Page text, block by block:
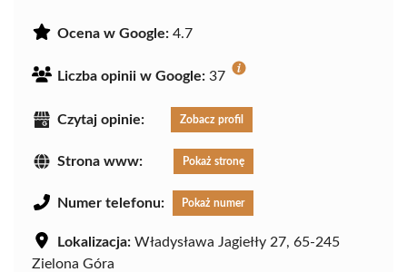
Ocena w Google: 4.7
Liczba opinii w Google: 37
Czytaj opinie: Zobacz profil
Strona www: Pokaż stronę
Numer telefonu: Pokaż numer
Lokalizacja: Władysława Jagiełły 27, 65-245
Zielona Góra